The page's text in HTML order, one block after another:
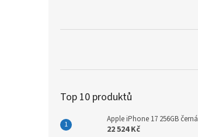
Top 10 produktů
Apple iPhone 17 256GB černá
22 524 Kč